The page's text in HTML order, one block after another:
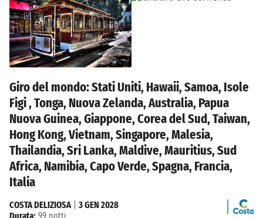
Giro del mondo: Stati Uniti, Hawaii, Samoa, Isole
Figi , Tonga, Nuova Zelanda, Australia, Papua
Nuova Guinea, Giappone, Corea del Sud, Taiwan,
Hong Kong, Vietnam, Singapore, Malesia,
Thailandia, Sri Lanka, Maldive, Mauritius, Sud
Africa, Namibia, Capo Verde, Spagna, Francia,
Italia
COSTA DELIZIOSA| 3 GEN 2028